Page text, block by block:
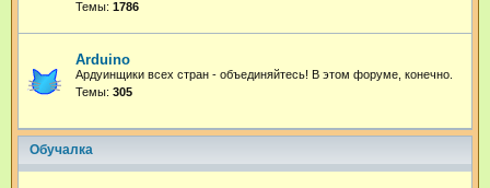
Темы: 1786
Arduino
Ардуинщики всех стран - объединяйтесь! В этом форуме, конечно.
Темы: 305
Обучалка